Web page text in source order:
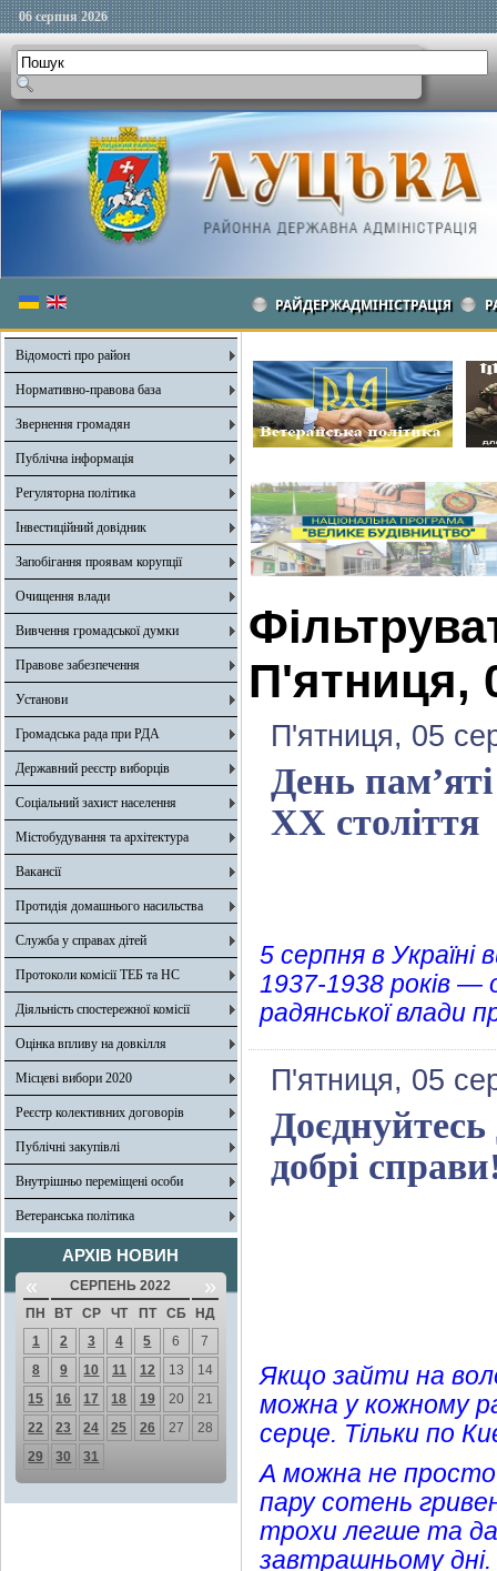
06 серпня 2026
РАЙДЕРЖАДМІНІСТРАЦІЯ
Відомості про район
Нормативно-правова база
Звернення громадян
Публічна інформація
Регуляторна політика
Інвестиційний довідник
Запобігання проявам корупції
Очищення влади
Вивчення громадської думки
Правове забезпечення
Установи
Громадська рада при РДА
Державний реєстр виборців
Соціальний захист населення
Містобудування та архітектура
Вакансії
Протидія домашнього насильства
Служба у справах дітей
Протоколи комісії ТЕБ та НС
Діяльність спостережної комісії
Оцінка впливу на довкілля
Місцеві вибори 2020
Реєстр колективних договорів
Публічні закупівлі
Внутрішньо переміщені особи
Ветеранська політика
АРХІВ НОВИН
« СЕРПЕНЬ 2022 »
ПН ВТ СР ЧТ ПТ СБ
НД
1
2 3 4 5 6
7
8
9 10 11 12 13
14
15
16 17 18 19 20
21
22
23 24 25 26 27
28
29
30 31
П'ятниця,
П'ятниця, 05
День
ХХ століття
5 серпня в
1937-1938 років —
радянської влади
П'ятниця, 05
добрі
Якщо зайти на
можна у кожному
серце. Тільки по
А можна не
пару сотень
трохи легше та
завтрашньому дні.